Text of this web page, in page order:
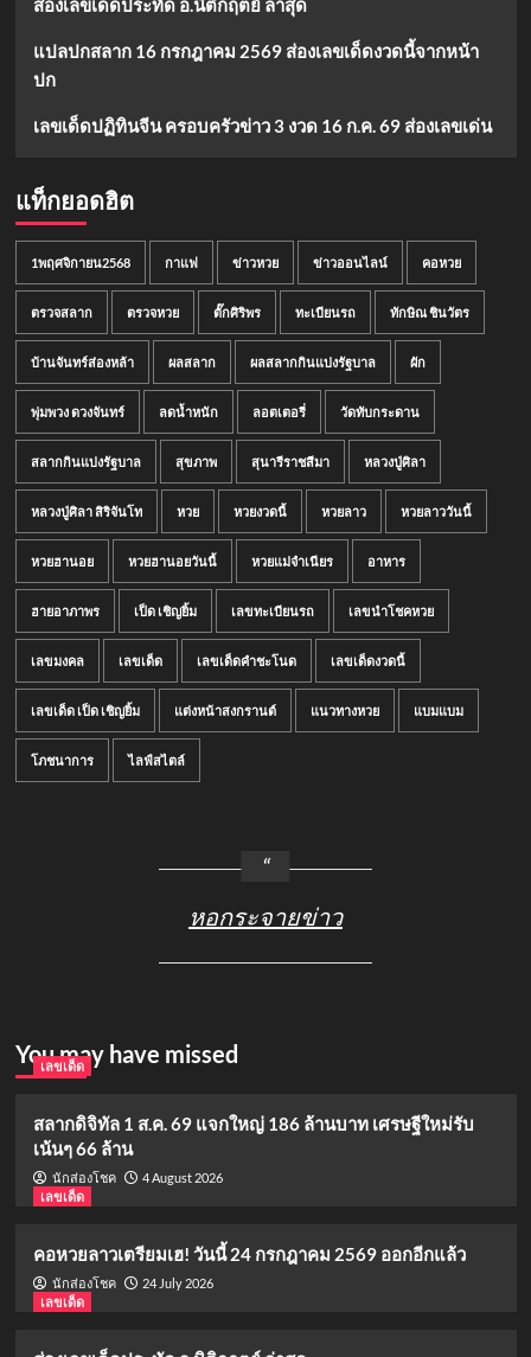
ส่องเลขเด็ดประทัด อ.นิติกฤตย์ ล่าสุด
แปลปกสลาก 16 กรกฎาคม 2569 ส่องเลขเด็ดงวดนี้จากหน้า
ปก
เลขเด็ดปฏิทินจีน ครอบครัวข่าว 3 งวด 16 ก.ค. 69 ส่องเลขเด่น
แท็กยอดฮิต
1พฤศจิกายน2568 กาแฟ ข่าวหวย ข่าวออนไลน์ คอหวย
ตรวจสลาก ตรวจหวย ตั๊กศิริพร ทะเบียนรถ ทักษิณ ชินวัตร
บ้านจันทร์ส่องหล้า ผลสลาก ผลสลากกินแบ่งรัฐบาล ผัก
พุ่มพวง ดวงจันทร์ ลดน้ำหนัก ลอตเตอรี่ วัดทับกระดาน
สลากกินแบ่งรัฐบาล สุขภาพ สุนารีราชสีมา หลวงปู่ศิลา
หลวงปู่ศิลา สิริจันโท หวย หวยงวดนี้ หวยลาว หวยลาววันนี้
หวยฮานอย หวยฮานอยวันนี้ หวยแม่จำเนียร อาหาร
ฮายอาภาพร เป็ด เชิญยิ้ม เลขทะเบียนรถ เลขนำโชคหวย
เลขมงคล เลขเด็ด เลขเด็ดคำชะโนด เลขเด็ดงวดนี้
เลขเด็ด เป็ด เชิญยิ้ม แต่งหน้าสงกรานต์ แนวทางหวย แบมแบม
โภชนาการ ไลฟ์สไตล์
หอกระจายข่าว
You may have missed
เลขเด็ด
สลากดิจิทัล 1 ส.ค. 69 แจกใหญ่ 186 ล้านบาท เศรษฐีใหม่รับ
เน้นๆ 66 ล้าน
นักส่องโชค
4 August 2026
เลขเด็ด
คอหวยลาวเตรียมเฮ! วันนี้ 24 กรกฎาคม 2569 ออกอีกแล้ว
นักส่องโชค
24 July 2026
เลขเด็ด